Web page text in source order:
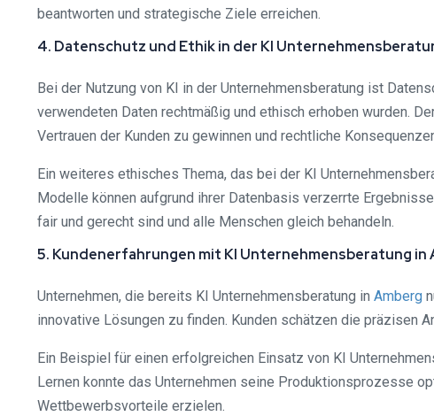
beantworten und strategische Ziele erreichen.
4. Datenschutz und Ethik in der KI
Bei der Nutzung von KI in der Unternehmensberatung ist
verwendeten Daten rechtmäßig und ethisch erhoben wurden.
Vertrauen der Kunden zu gewinnen und rechtliche
Ein weiteres ethisches Thema, das bei der KI
Modelle können aufgrund ihrer Datenbasis verzerrte
fair und gerecht sind und alle Menschen gleich behandeln.
5. Kundenerfahrungen mit KI Unternehmensberatung in
Unternehmen, die bereits KI Unternehmensberatung in Amberg
innovative Lösungen zu finden. Kunden schätzen die präzisen
Ein Beispiel für einen erfolgreichen Einsatz von KI
Lernen konnte das Unternehmen seine Produktionsprozesse
Wettbewerbsvorteile erzielen.